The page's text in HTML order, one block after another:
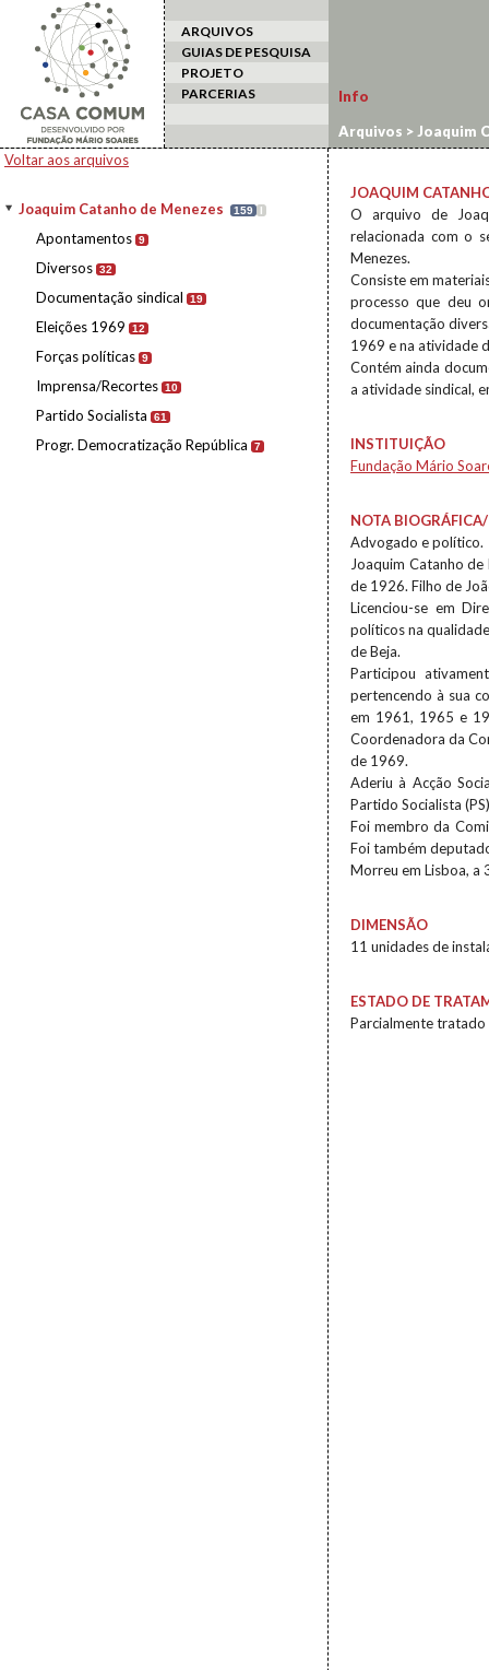
ARQUIVOS
GUIAS DE PESQUISA
PROJETO
PARCERIAS
Voltar aos arquivos
Joaquim Catanho de Menezes 159 I
Apontamentos 9
Diversos 32
Documentação sindical 19
Eleições 1969 12
Forças políticas 9
Imprensa/Recortes 10
Partido Socialista 61
Progr. Democratização República 7
Info
Arquivos > Joaquim
JOAQUIM
O arquivo de
relacionada com o
Menezes.
Consiste em
processo que deu
documentação
1969 e na atividade
Contém ainda
a atividade sindical,
INSTITUIÇÃO
Fundação Mário
NOTA
Advogado e político.
Joaquim Catanho
de 1926. Filho de
Licenciou-se em
políticos na
de Beja.
Participou
pertencendo à sua
em 1961, 1965 e
Coordenadora da
de 1969.
Aderiu à Acção
Partido Socialista
Foi membro da
Foi também
Morreu em Lisboa, a
DIMENSÃO
11 unidades de
ESTADO DE
Parcialmente tratado